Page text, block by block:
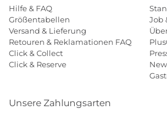
Hilfe & FAQ
Größentabellen
Versand & Lieferung
Retouren & Reklamationen FAQ
Click & Collect
Click & Reserve
Job
Unsere Zahlungsarten